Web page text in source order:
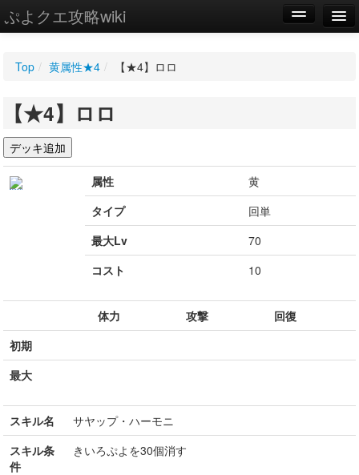
ぷよクエ攻略wiki
WIKI
設定
Top / 黄属性★4 / 【★4】ロロ
【★4】ロロ
属性
黄
タイプ
回単
最大Lv
70
コスト
10
体力 攻撃
回復
初期
最大
スキル名
サヤップ・ハーモニ
スキル条
件
きいろぷよを30個消す